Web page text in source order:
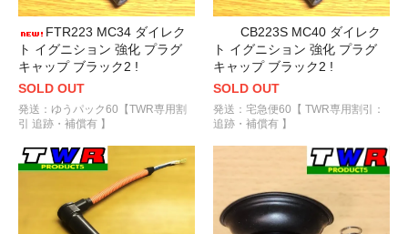
FTR223 MC34 ダイレク
ト イグニション 強化 プラグ
キャップ ブラック2 !
SOLD OUT
発送：ゆうパック60【TWR専用割
引 追跡・補償有 】
CB223S MC40 ダイレク
ト イグニション 強化 プラグ
キャップ ブラック2 !
SOLD OUT
発送：宅急便60【 TWR専用割引：
追跡・補償有 】